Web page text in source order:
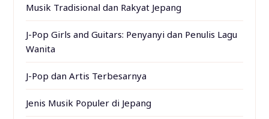
Musik Tradisional dan Rakyat Jepang
J-Pop Girls and Guitars: Penyanyi dan Penulis Lagu
Wanita
J-Pop dan Artis Terbesarnya
Jenis Musik Populer di Jepang